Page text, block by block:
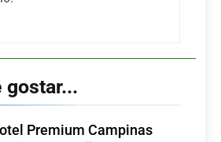
gostar...
Premium Campinas